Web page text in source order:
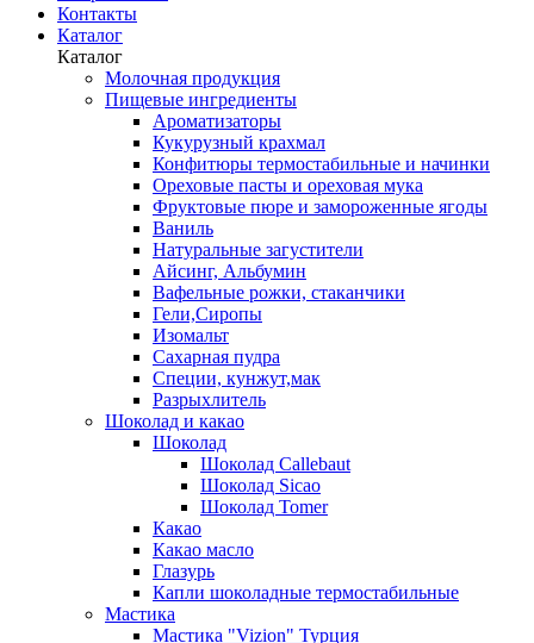
Контакты
Каталог
Каталог
Молочная продукция
Пищевые ингредиенты
Ароматизаторы
Кукурузный крахмал
Конфитюры термостабильные и начинки
Ореховые пасты и ореховая мука
Фруктовые пюре и замороженные ягоды
Ваниль
Натуральные загустители
Айсинг, Альбумин
Вафельные рожки, стаканчики
Гели,Сиропы
Изомальт
Сахарная пудра
Специи, кунжут,мак
Разрыхлитель
Шоколад и какао
Шоколад
Шоколад Callebaut
Шоколад Sicao
Шоколад Tomer
Какао
Какао масло
Глазурь
Капли шоколадные термостабильные
Мастика
Мастика "Vizion" Турция